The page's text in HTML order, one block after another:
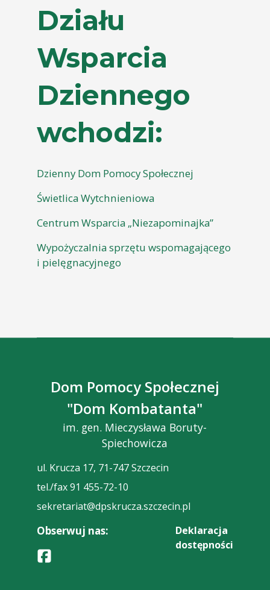
Działu
Wsparcia
Dziennego
wchodzi:
Dzienny Dom Pomocy Społecznej
Świetlica Wytchnieniowa
Centrum Wsparcia „Niezapominajka”
Wypożyczalnia sprzętu wspomagającego
i pielęgnacyjnego
Dom Pomocy Społecznej
"Dom Kombatanta"
im. gen. Mieczysława Boruty-
Spiechowicza
ul. Krucza 17, 71-747 Szczecin
tel./fax 91 455-72-10
sekretariat@dpskrucza.szczecin.pl
Obserwuj nas:
Deklaracja
dostępności